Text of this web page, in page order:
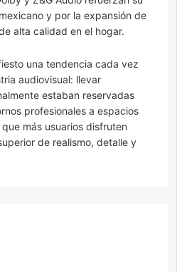
y por la expansión de
alta calidad en el hogar.
una tendencia cada vez
audiovisual: llevar
estaban reservadas
profesionales a espacios
más usuarios disfruten
de realismo, detalle y